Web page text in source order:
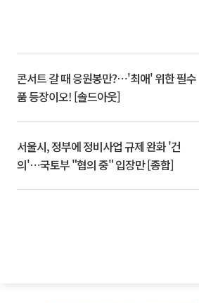
콘서트 갈 때 응원봉만?⋯'최애' 위한 필수
품 등장이오! [솔드아웃]
서울시, 정부에 정비사업 규제 완화 '건
의'⋯국토부 "협의 중" 입장만 [종합]